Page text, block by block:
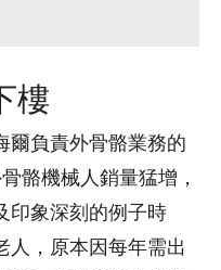
樓
爾負責外骨骼業務的
骼機械人銷量猛增，
印象深刻的例子時
人，原本因每年需出